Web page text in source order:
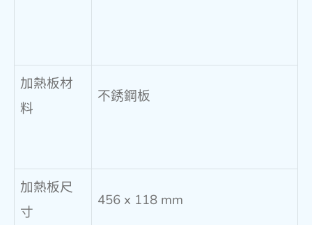
加熱板材
料
不銹鋼板
加熱板尺
寸
456 x 118 mm